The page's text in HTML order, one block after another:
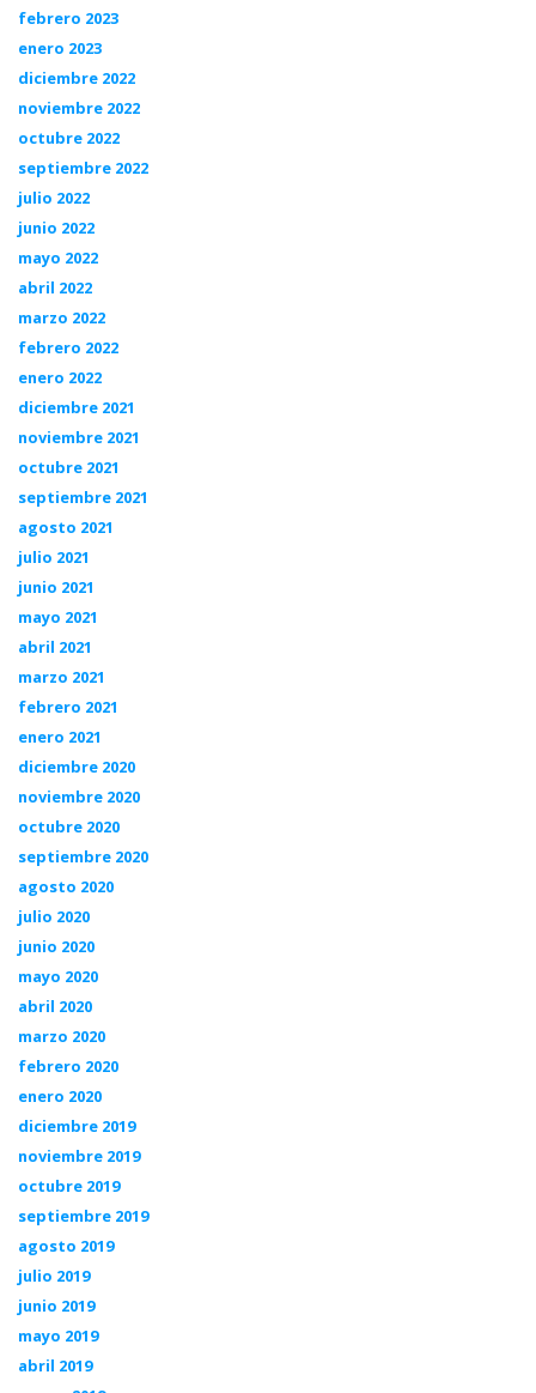
febrero 2023
enero 2023
diciembre 2022
noviembre 2022
octubre 2022
septiembre 2022
julio 2022
junio 2022
mayo 2022
abril 2022
marzo 2022
febrero 2022
enero 2022
diciembre 2021
noviembre 2021
octubre 2021
septiembre 2021
agosto 2021
julio 2021
junio 2021
mayo 2021
abril 2021
marzo 2021
febrero 2021
enero 2021
diciembre 2020
noviembre 2020
octubre 2020
septiembre 2020
agosto 2020
julio 2020
junio 2020
mayo 2020
abril 2020
marzo 2020
febrero 2020
enero 2020
diciembre 2019
noviembre 2019
octubre 2019
septiembre 2019
agosto 2019
julio 2019
junio 2019
mayo 2019
abril 2019